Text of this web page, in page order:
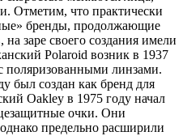
Отметим, что практически
бренды, продолжающие
заре своего создания имели
Polaroid возник в 1937
поляризованными линзами.
был создан как бренд для
Oakley в 1975 году начал
очки. Они
предельно расширили